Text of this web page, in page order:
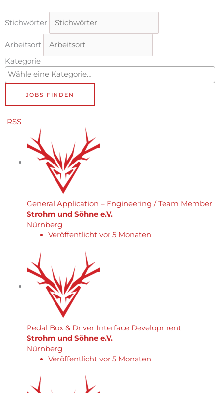
Stichwörter
Arbeitsort
Kategorie
RSS
General Application – Engineering / Team Member
Strohm und Söhne e.V.
Nürnberg
Veröffentlicht vor 5 Monaten
Pedal Box & Driver Interface Development
Strohm und Söhne e.V.
Nürnberg
Veröffentlicht vor 5 Monaten